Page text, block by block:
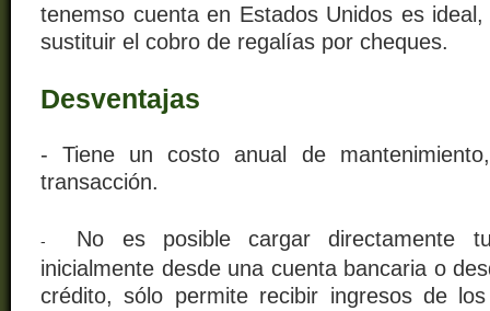
tenemso cuenta en Estados Unidos es
sustituir el cobro de regalías por cheques.
Desventajas
- Tiene un costo anual de
transacción.
- No es posible cargar directamente
inicialmente desde una cuenta bancaria o
crédito, sólo permite recibir ingresos de